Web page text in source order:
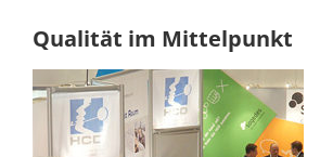
Qualität im Mittelpunkt